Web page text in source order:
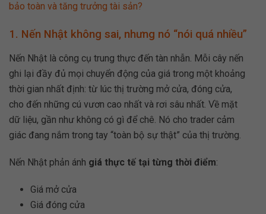
bảo toàn và tăng trưởng tài sản?
1. Nến Nhật không sai, nhưng nó “nói quá nhiều”
Nến Nhật là công cụ trung thực đến tàn nhẫn. Mỗi cây nến
ghi lại đầy đủ mọi chuyển động của giá trong một khoảng
thời gian nhất định: từ lúc thị trường mở cửa, đóng cửa,
cho đến những cú vươn cao nhất và rơi sâu nhất. Về mặt
dữ liệu, gần như không có gì để chê. Nó cho trader cảm
giác đang nắm trong tay “toàn bộ sự thật” của thị trường.
Nến Nhật phản ánh giá thực tế tại từng thời điểm:
Giá mở cửa
Giá đóng cửa